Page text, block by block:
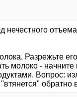
отъема
Разрежьте
молоко - начните
Вопрос:
обратно